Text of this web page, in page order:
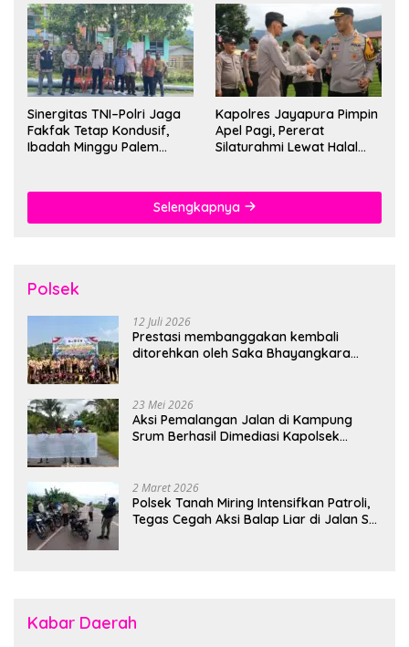
Sinergitas TNI–Polri Jaga
Fakfak Tetap Kondusif,
Ibadah Minggu Palem
Kapolres Jayapura Pimpin
Apel Pagi, Pererat
Silaturahmi Lewat Halal
Selengkapnya
Polsek
12 Juli 2026
Prestasi membanggakan kembali
ditorehkan oleh Saka Bhayangkara
23 Mei 2026
Aksi Pemalangan Jalan di Kampung
Srum Berhasil Dimediasi Kapolsek
2 Maret 2026
Polsek Tanah Miring Intensifkan Patroli,
Tegas Cegah Aksi Balap Liar di Jalan SP
Kabar Daerah